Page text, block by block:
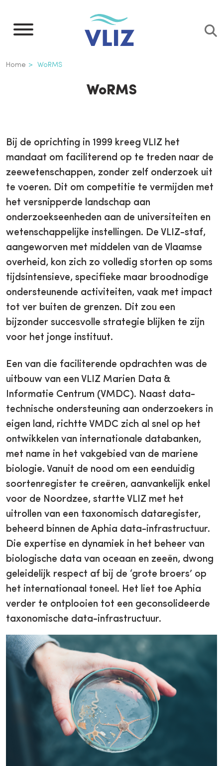
naar
inhoud
Kruimelpad
Home WoRMS
WoRMS
Bij de oprichting in 1999 kreeg VLIZ het
mandaat om faciliterend op te treden naar de
zeewetenschappen, zonder zelf onderzoek uit
te voeren. Dit om competitie te vermijden met
het versnipperde landschap aan
onderzoekseenheden aan de universiteiten en
wetenschappelijke instellingen. De VLIZ-staf,
aangeworven met middelen van de Vlaamse
overheid, kon zich zo volledig storten op soms
tijdsintensieve, specifieke maar broodnodige
ondersteunende activiteiten, vaak met impact
tot ver buiten de grenzen. Dit zou een
bijzonder succesvolle strategie blijken te zijn
voor het jonge instituut.
Een van die faciliterende opdrachten was de
uitbouw van een VLIZ Marien Data &
Informatie Centrum (VMDC). Naast data-
technische ondersteuning aan onderzoekers in
eigen land, richtte VMDC zich al snel op het
ontwikkelen van internationale databanken,
met name in het vakgebied van de mariene
biologie. Vanuit de nood om een eenduidig
soortenregister te creëren, aanvankelijk enkel
voor de Noordzee, startte VLIZ met het
uitrollen van een taxonomisch dataregister,
beheerd binnen de Aphia data-infrastructuur.
Die expertise en dynamiek in het beheer van
biologische data van oceaan en zeeën, dwong
geleidelijk respect af bij de ‘grote broers’ op
het internationaal toneel. Het liet toe Aphia
verder te ontplooien tot een geconsolideerde
taxonomische data-infrastructuur.